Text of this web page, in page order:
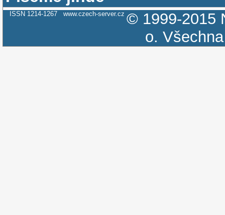
ISSN 1214-1267 www.czech-server.cz © 1999-2015
o.